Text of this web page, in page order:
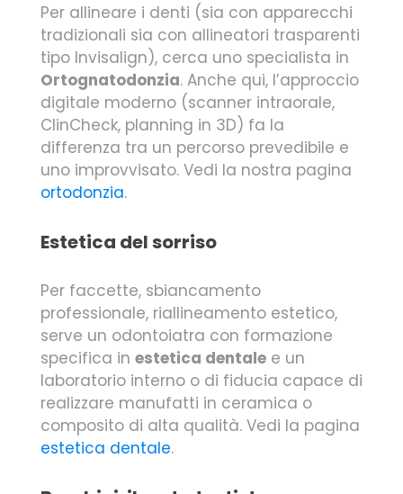
Per allineare i denti (sia con apparecchi
tradizionali sia con allineatori trasparenti
tipo Invisalign), cerca uno specialista in
Ortognatodonzia. Anche qui, l’approccio
digitale moderno (scanner intraorale,
ClinCheck, planning in 3D) fa la
differenza tra un percorso prevedibile e
uno improvvisato. Vedi la nostra pagina
ortodonzia.
Estetica del sorriso
Per faccette, sbiancamento
professionale, riallineamento estetico,
serve un odontoiatra con formazione
specifica in estetica dentale e un
laboratorio interno o di fiducia capace di
realizzare manufatti in ceramica o
composito di alta qualità. Vedi la pagina
estetica dentale.